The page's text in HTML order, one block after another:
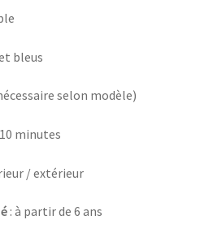
bleus
selon modèle)
10 minutes
/ extérieur
: à partir de 6 ans